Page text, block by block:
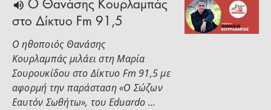
Ο Θανάσης Κουρλαμπάς
στο Δίκτυο Fm 91,5
Ο ηθοποιός Θανάσης
Κουρλαμπάς μιλάει στη Μαρία
Σουρουκίδου στο Δίκτυο Fm 91,5 με
αφορμή την παράσταση «Ο Σώζων
Εαυτόν Σωθήτω», του Eduardo …